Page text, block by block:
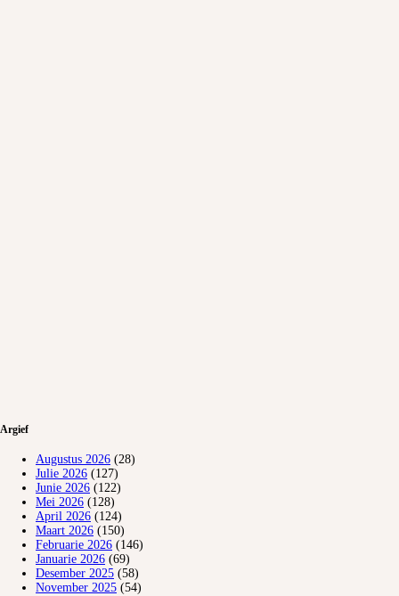
Argief
Augustus 2026 (28)
Julie 2026 (127)
Junie 2026 (122)
Mei 2026 (128)
April 2026 (124)
Maart 2026 (150)
Februarie 2026 (146)
Januarie 2026 (69)
Desember 2025 (58)
November 2025 (54)